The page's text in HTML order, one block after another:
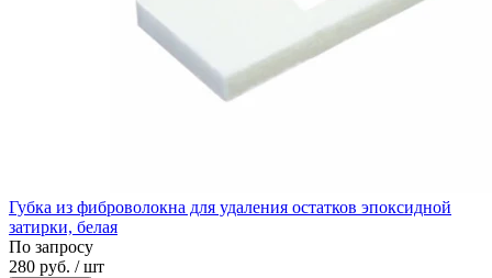
Губка из фиброволокна для удаления остатков эпоксидной
затирки, белая
По запросу
280 руб. / шт